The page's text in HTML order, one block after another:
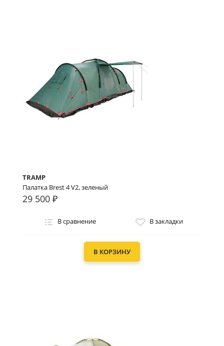
TRAMP
Палатка Brest 4 V2, зеленый
29 500 ₽
В сравнение В закладки
В КОРЗИНУ